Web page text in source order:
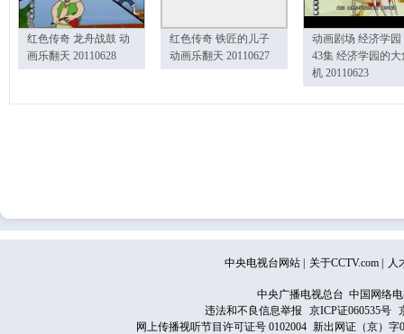
红色传奇 龙舟战鼓 动
画乐翻天 20110628
红色传奇 铁匠的儿子
动画乐翻天 20110627
动画剧场 经济学园
43集 经济学园的大
机 20110623
中央电视台网站 关于CCTV.com 人
中央广播电视总台 中国网络
违法和不良信息举报
京ICP证060535号
网上传播视听节目许可证号 0102004 新出网证（京）